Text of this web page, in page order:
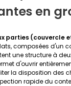
en
parties (couvercle
composées d'un
une structure à
d'ouvrir
la disposition des
rapide du